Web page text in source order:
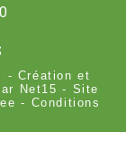
- Création et
Net15 - Site
- Conditions